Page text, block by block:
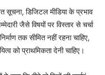
डिजिटल मीडिया के प्रभाव
जैसे विषयों पर विस्तार से चर्चा
तक सीमित नहीं रहना चाहिए,
को प्राथमिकता देनी चाहिए।